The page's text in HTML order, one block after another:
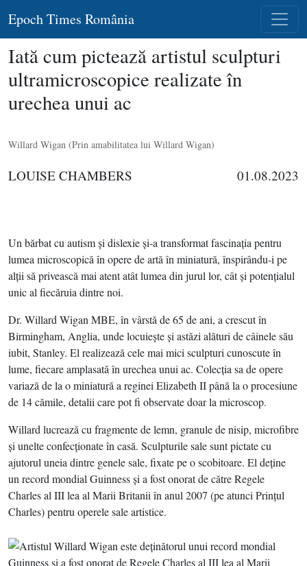
Epoch Times România
Iată cum pictează artistul sculpturi
ultramicroscopice realizate în
urechea unui ac
Willard Wigan (Prin amabilitatea lui Willard Wigan)
LOUISE CHAMBERS 01.08.2023
Un bărbat cu autism şi dislexie şi-a transformat fascinaţia pentru
lumea microscopică în opere de artă în miniatură, înspirându-i pe
alţii să privească mai atent atât lumea din jurul lor, cât şi potenţialul
unic al fiecăruia dintre noi.
Dr. Willard Wigan MBE, în vârstă de 65 de ani, a crescut în
Birmingham, Anglia, unde locuieşte şi astăzi alături de câinele său
iubit, Stanley. El realizează cele mai mici sculpturi cunoscute în
lume, fiecare amplasată în urechea unui ac. Colecţia sa de opere
variază de la o miniatură a reginei Elizabeth II până la o procesiune
de 14 cămile, detalii care pot fi observate doar la microscop.
Willard lucrează cu fragmente de lemn, granule de nisip, microfibre
şi unelte confecţionate în casă. Sculpturile sale sunt pictate cu
ajutorul uneia dintre genele sale, fixate pe o scobitoare. El deţine
un record mondial Guinness şi a fost onorat de către Regele
Charles al III lea al Marii Britanii în anul 2007 (pe atunci Prinţul
Charles) pentru operele sale artistice.